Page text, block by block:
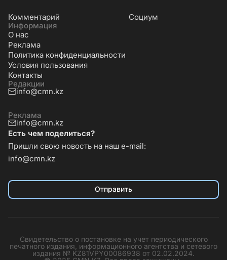
Комментарий
Социум
Информация
О нас
Реклама
Политика конфиденциальности
Условия пользования
Контакты
Редакции
info@cmn.kz
Реклама
info@cmn.kz
Есть чем поделиться?
Пришли свою новость на наш e-mail:
info@cmn.kz
Отправить
Свидетельство о постановке на учет периодического
печатного издания, информационного агентства и сетевого
издания № KZ81VPY00086938 от 02.02.2024.